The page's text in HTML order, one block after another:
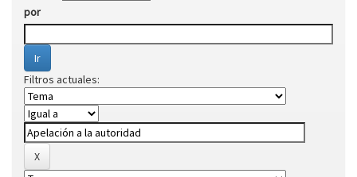
por
Filtros actuales: